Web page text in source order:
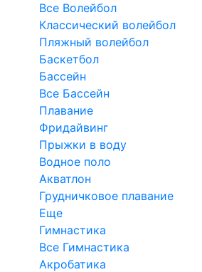
Все Волейбол
Классический волейбол
Пляжный волейбол
Баскетбол
Бассейн
Все Бассейн
Плавание
Фридайвинг
Прыжки в воду
Водное поло
Акватлон
Грудничковое плавание
Еще
Гимнастика
Все Гимнастика
Акробатика